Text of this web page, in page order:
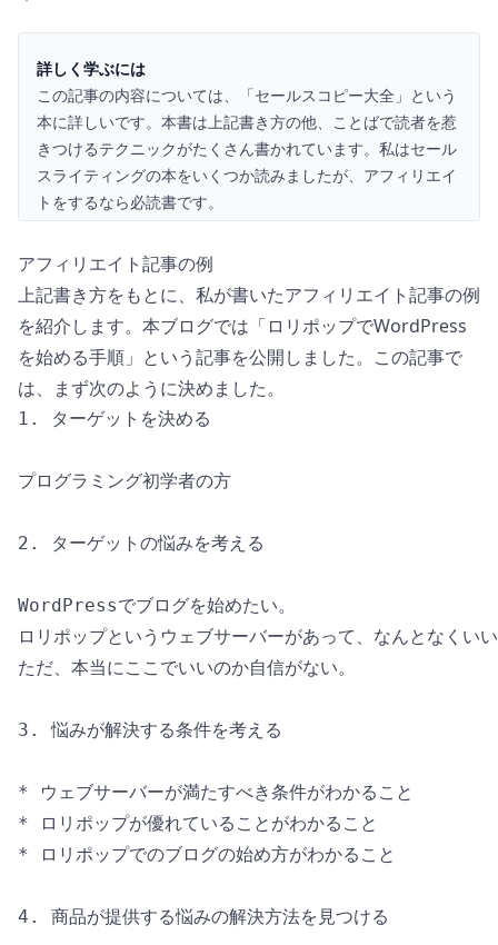
詳しく学ぶには
この記事の内容については、「セールスコピー大全 」という
本に詳しいです。本書は上記書き方の他、ことばで読者を惹
きつけるテクニックがたくさん書かれています。私はセール
スライティングの本をいくつか読みましたが、アフィリエイ
トをするなら必読書です。
アフィリエイト記事の例
上記書き方をもとに、私が書いたアフィリエイト記事の例
を紹介します。本ブログでは「ロリポップでWordPress
を始める手順 」という記事を公開しました。この記事で
は、まず次のように決めました。
1. ターゲットを決める
プログラミング初学者の方
2. ターゲットの悩みを考える
WordPressでブログを始めたい。
ロリポップというウェブサーバーがあって、なんとなくい
ただ、本当にここでいいのか自信がない。
3. 悩みが解決する条件を考える
* ウェブサーバーが満たすべき条件がわかること
* ロリポップが優れていることがわかること
* ロリポップでのブログの始め方がわかること
4. 商品が提供する悩みの解決方法を見つける